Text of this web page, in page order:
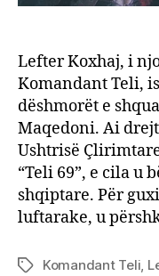
Lefter Koxhaj, i
Komandant Teli,
dëshmorët e
Maqedoni. Ai
Ushtrisë
“Teli 69”, e cila u
shqiptare. Për
luftarake, u
TagsKomandant Teli,